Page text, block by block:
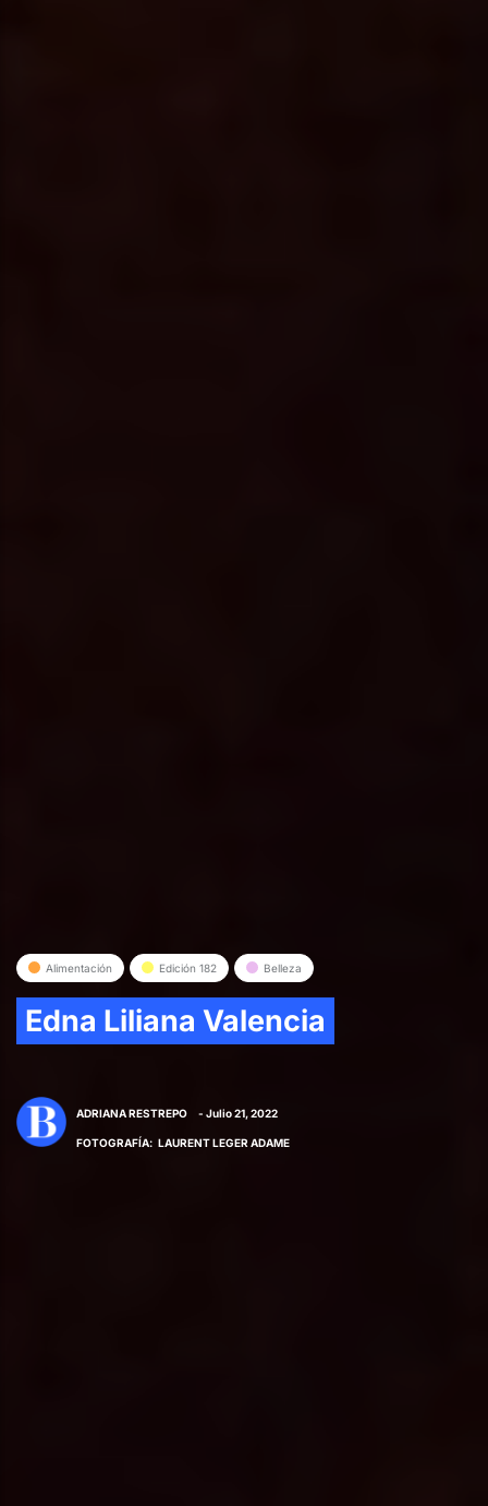
Alimentación Edición 182 Belleza
Edna Liliana Valencia
ADRIANA RESTREPO - Julio 21, 2022
FOTOGRAFÍA: LAURENT LEGER ADAME